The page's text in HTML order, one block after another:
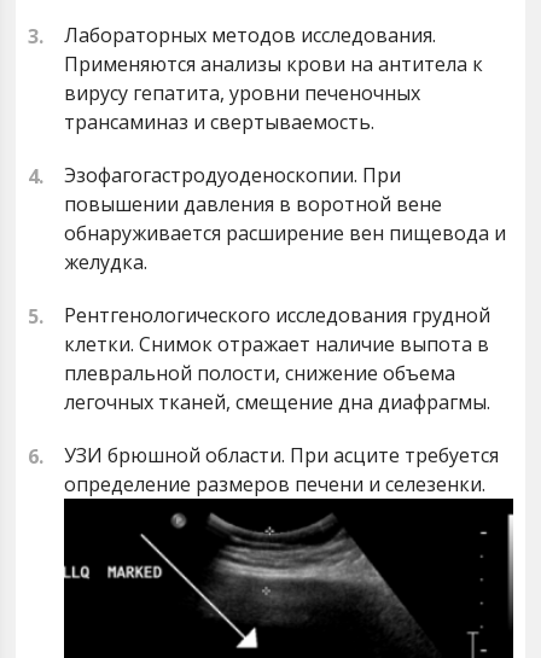
Лабораторных методов исследования.
Применяются анализы крови на антитела к
вирусу гепатита, уровни печеночных
трансаминаз и свертываемость.
Эзофагогастродуоденоскопии. При
повышении давления в воротной вене
обнаруживается расширение вен пищевода и
желудка.
Рентгенологического исследования грудной
клетки. Снимок отражает наличие выпота в
плевральной полости, снижение объема
легочных тканей, смещение дна диафрагмы.
УЗИ брюшной области. При асците требуется
определение размеров печени и селезенки.